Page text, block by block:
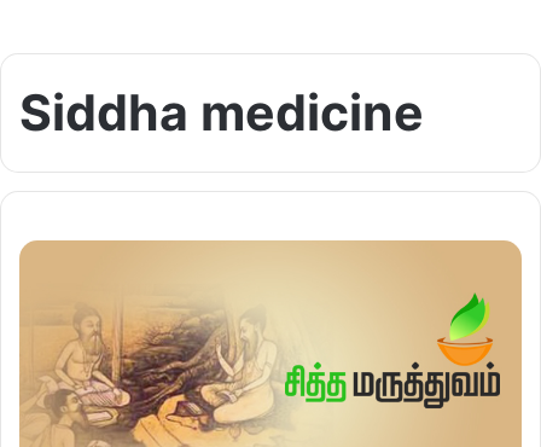
Siddha medicine